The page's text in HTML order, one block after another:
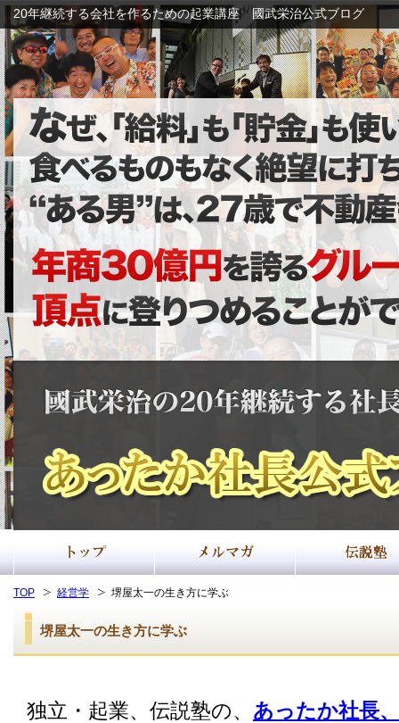
TOP 経営学 堺屋太一の生き方に学ぶ
堺屋太一の生き方に学ぶ
独立・起業、伝説塾の、 あったか社長
20年継続する会社を作るための起業講座 國武栄治公式ブログ